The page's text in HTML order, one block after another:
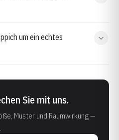
um ein echtes
Sie mit uns.
Muster und Raumwirkung —